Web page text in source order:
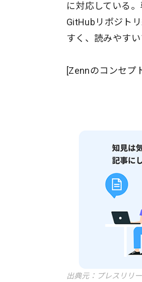
に対応している
GitHubリポジト
すく、読みやす
[Zennのコンセプ
出典元：プレスリリ